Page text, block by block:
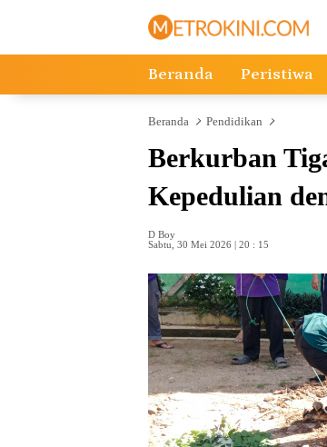
Beranda Peristiwa
Beranda Pendidikan
Berkurban
Kepedulian
D Boy
Sabtu, 30 Mei 2026 | 20 : 15